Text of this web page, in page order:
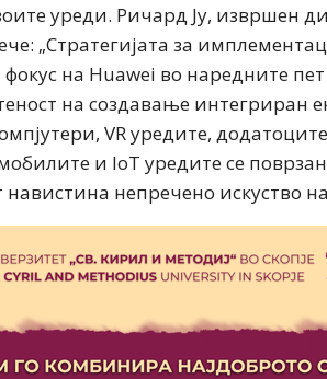
уреди. Ричард Ју, извршен
„Стратегијата за
фокус на Huawei во наредните
на создавање интегриран
VR уредите,
и IoT уредите се
непречено искуство